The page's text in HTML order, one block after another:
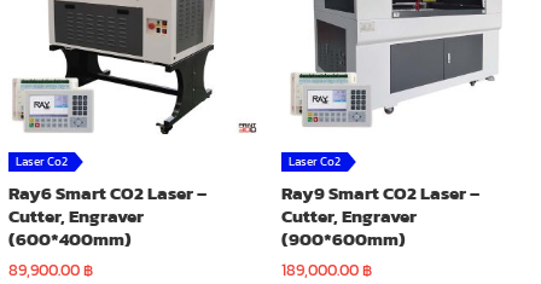
Laser Co2
Ray6 Smart CO2 Laser –
Cutter, Engraver
(600*400mm)
89,900.00฿
Laser Co2
Ray9 Smart CO2 Laser –
Cutter, Engraver
(900*600mm)
189,000.00฿